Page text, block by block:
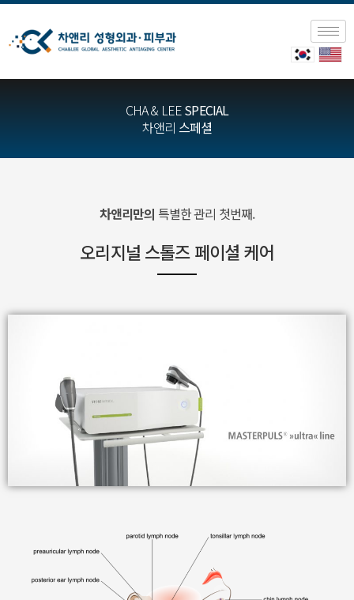
CHA & LEESPECIAL
차앤리 스페셜
차앤리만의 특별한 관리 첫번째.
오리지널 스톨즈 페이셜 케어